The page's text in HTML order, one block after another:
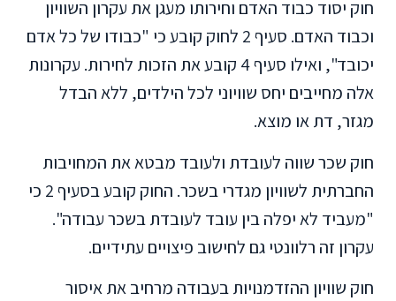
חוק יסוד כבוד האדם וחירותו מעגן את עקרון השוויון
וכבוד האדם. סעיף 2 לחוק קובע כי "כבודו של כל אדם
יכובד", ואילו סעיף 4 קובע את הזכות לחירות. עקרונות
אלה מחייבים יחס שוויוני לכל הילדים, ללא הבדל
מגזר, דת או מוצא.
חוק שכר שווה לעובדת ולעובד מבטא את המחויבות
החברתית לשוויון מגדרי בשכר. החוק קובע בסעיף 2 כי
"מעביד לא יפלה בין עובד לעובדת בשכר עבודה".
עקרון זה רלוונטי גם לחישוב פיצויים עתידיים.
חוק שוויון ההזדמנויות בעבודה מרחיב את איסור